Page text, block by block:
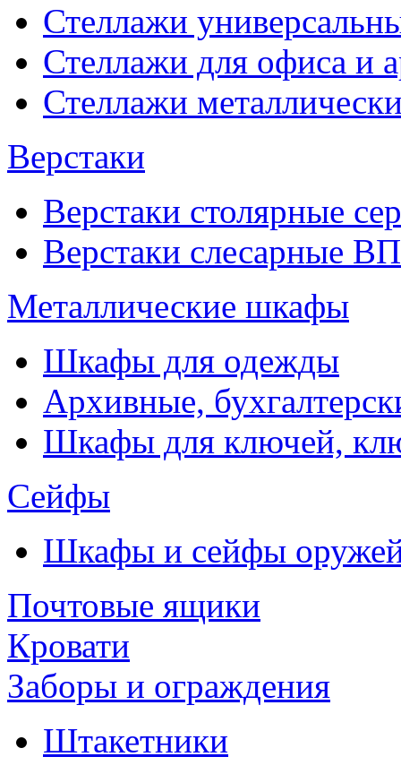
Стеллажи
Стеллажи для офиса и
Стеллажи
Верстаки
Верстаки столярные
Верстаки слесарные ВП
Металлические шкафы
Шкафы для одежды
Архивные,
Шкафы для ключей,
Сейфы
Шкафы и сейфы
Почтовые ящики
Кровати
Заборы и ограждения
Штакетники